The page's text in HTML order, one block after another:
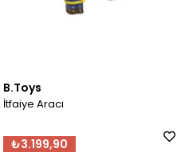
B.Toys
İtfaiye Aracı
₺3.199,90